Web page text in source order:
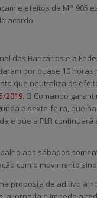
e efeitos da MP 905
acordo
dos Bancários e a
por quase 10
que neutraliza os
2019. O Comando
a sexta-feira, que
e que a PLR continuará
aos sábados
com o movimento
proposta de aditivo à